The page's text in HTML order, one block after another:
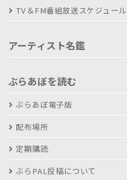
TV＆FM番組放送スケジュール
アーティスト名鑑
ぶらあぼを読む
ぶらあぼ電子版
配布場所
定期購読
ぶらPAL投稿について